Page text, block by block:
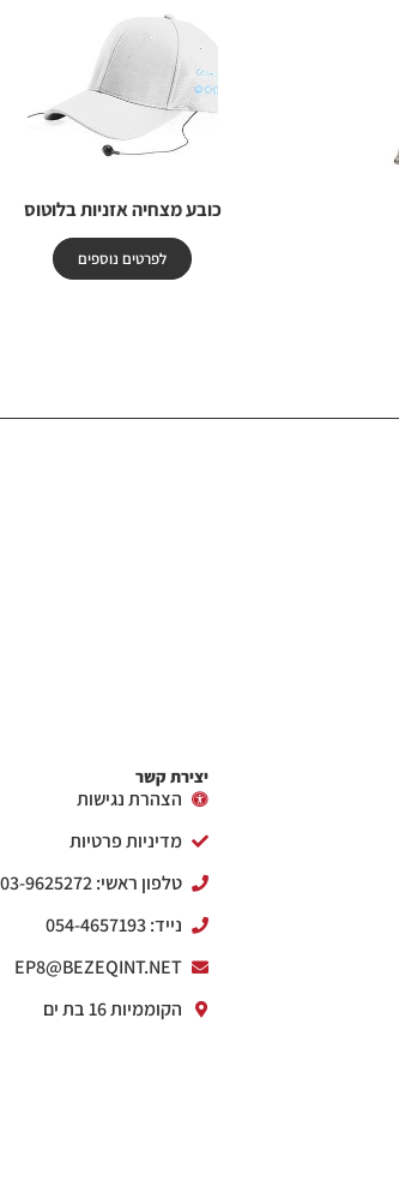
כובע מצחיה אזניות בלוטוס
לפרטים נוספים
יצירת קשר
הצהרת נגישות
מדיניות פרטיות
טלפון ראשי: 03-9625272
נייד: 054-4657193
EP8@BEZEQINT.NET
הקוממיות 16 בת ים